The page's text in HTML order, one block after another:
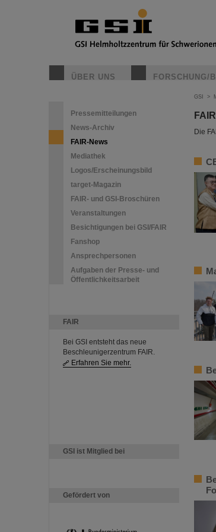
ÜBER UNS FORSCHUNG/
Pressemitteilungen
News-Archiv
FAIR-News
Mediathek
Logos/Erscheinungsbild
target-Magazin
FAIR- und GSI-Broschüren
Veranstaltungen
Besichtigungen bei GSI/FAIR
Fanshop
Ansprechpersonen
Aufgaben der Presse- und
Öffentlichkeitsarbeit
FAIR
Bei GSI entsteht das neue
Beschleunigerzentrum FAIR.
Erfahren Sie mehr.
GSI ist Mitglied bei
Gefördert von
GSI >
Die